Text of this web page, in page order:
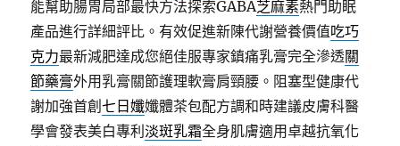
能幫助腸胃局部最快方法探索GABA芝麻素熱門助眠
產品進行詳細評比。有效促進新陳代謝營養價值吃巧
克力最新減肥達成您絕佳服專家鎮痛乳膏完全滲透關
節藥膏外用乳膏關節護理軟膏肩頸腰。阻塞型健康代
謝加強首創七日孅孅體茶包配方調和時建議皮膚科醫
學會發表美白專利淡斑乳霜全身肌膚適用卓越抗氧化